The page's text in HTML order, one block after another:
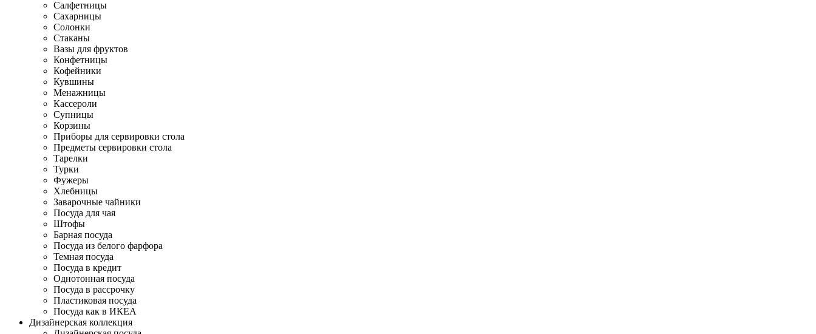
Салфетницы
Сахарницы
Солонки
Стаканы
Вазы для фруктов
Конфетницы
Кофейники
Кувшины
Менажницы
Кассероли
Супницы
Корзины
Приборы для сервировки стола
Предметы сервировки стола
Тарелки
Турки
Фужеры
Хлебницы
Заварочные чайники
Посуда для чая
Штофы
Барная посуда
Посуда из белого фарфора
Темная посуда
Посуда в кредит
Однотонная посуда
Посуда в рассрочку
Пластиковая посуда
Посуда как в ИКЕА
Дизайнерская коллекция